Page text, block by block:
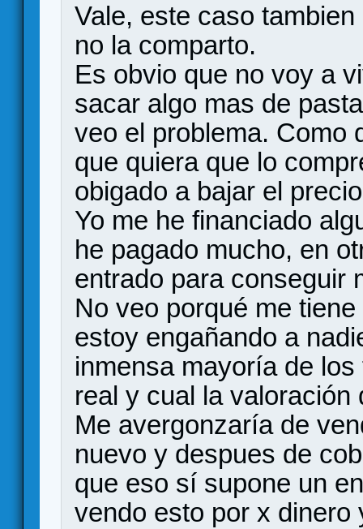
Vale, este caso
no la comparto.
Es obvio que no voy a
sacar algo mas de
veo el problema. Como
que quiera que lo
obigado a bajar el
Yo me he financiado
he pagado mucho, en
entrado para conseguir
No veo porqué me
estoy engañando a
inmensa mayoría de
real y cual la valoración
Me avergonzaría de
nuevo y despues de
que eso sí supone un
vendo esto por x dinero